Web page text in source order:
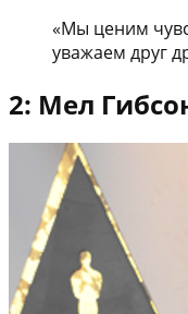
«Мы ценим
уважаем друг
2: Мел